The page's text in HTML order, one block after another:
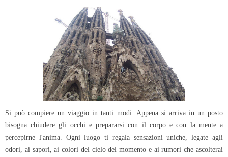
Si può compiere un viaggio in tanti modi. Appena si arriva in un posto
bisogna chiudere gli occhi e prepararsi con il corpo e con la mente a
percepirne l'anima. Ogni luogo ti regala sensazioni uniche, legate agli
odori, ai sapori, ai colori del cielo del momento e ai rumori che ascolterai